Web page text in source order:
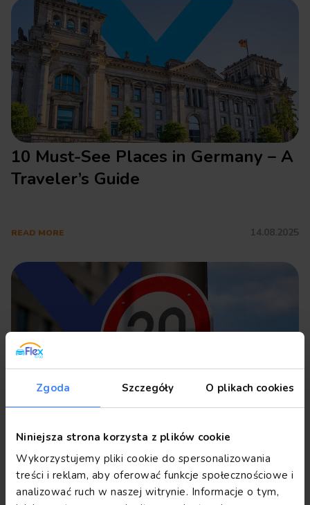
Zgoda Szczegóły O plikach cookies
Niniejsza strona korzysta z plików cookie
Wykorzystujemy pliki cookie do spersonalizowania
treści i reklam, aby oferować funkcje społecznościowe i
analizować ruch w naszej witrynie. Informacje o tym,
10 Must-See Places in Germany – A
Traveler’s Guide
READ MORE 14.08.2025
Practical Guide for Flex To Go
Drivers
READ MORE 05.10.2025